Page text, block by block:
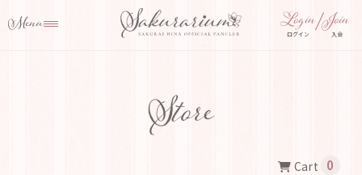
ログイン 入会
Store
Cart 0